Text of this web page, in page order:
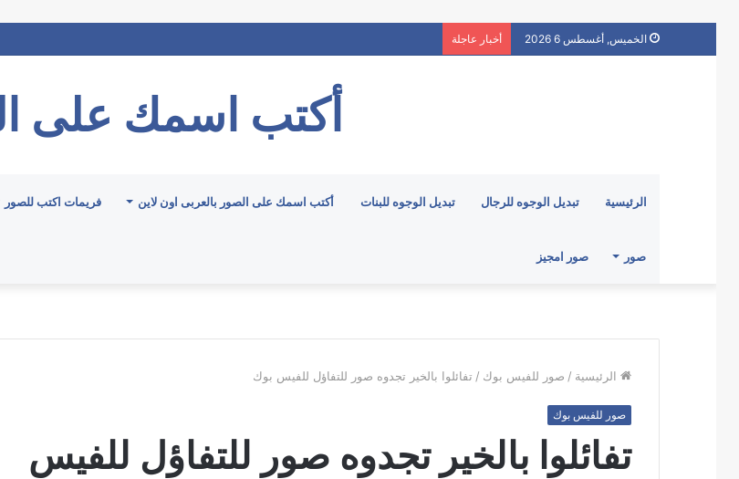
الخميس, أغسطس 6 2026 أخبار عاجلة
أكتب اسمك على
الرئيسية تبديل الوجوه للرجال تبديل الوجوه للبنات أكتب اسمك على الصور بالعربى اون لاين فريمات اكتب للصور
صور صور امجيز
الرئيسية / صور للفيس بوك / تفائلوا بالخير تجدوه صور للتفاؤل للفيس بوك
صور للفيس بوك
تفائلوا بالخير تجدوه صور للتفاؤل للفيس